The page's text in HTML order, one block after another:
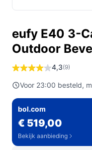
eufy E40 3-
Outdoor
4,3(9)
Voor 23:00 besteld,
bol.com
€ 519,00
Bekijk aanbieding